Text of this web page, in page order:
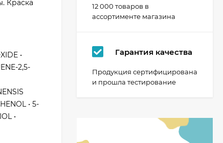
Краска
•
2,5-
• 5-
•
12 000 товаров в
ассортименте магазина
Гарантия качества
Продукция сертифицирована
и прошла тестирование